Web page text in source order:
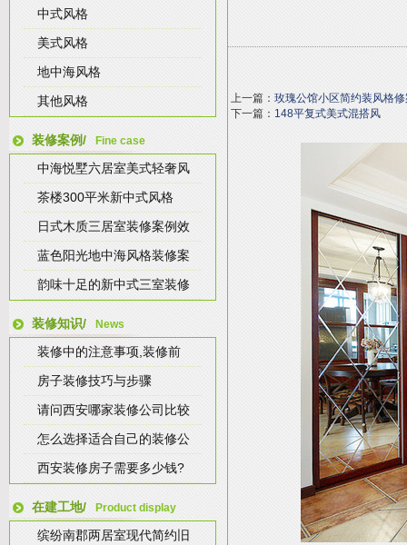
中式风格
美式风格
地中海风格
其他风格
装修案例/ Fine case
中海悦墅六居室美式轻奢风
茶楼300平米新中式风格
日式木质三居室装修案例效
蓝色阳光地中海风格装修案
韵味十足的新中式三室装修
装修知识/ News
装修中的注意事项,装修前
房子装修技巧与步骤
请问西安哪家装修公司比较
怎么选择适合自己的装修公
西安装修房子需要多少钱?
在建工地/ Product display
缤纷南郡两居室现代简约旧
上一篇： 玫瑰公馆小区简约装风格
下一篇： 148平复式美式混搭风